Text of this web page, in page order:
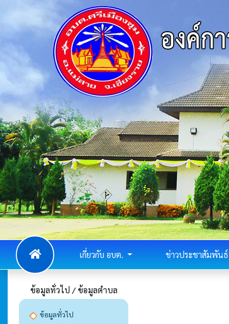
เกี่ยวกับ อบต. ข่าวประชาสัมพันธ์
ข้อมูลทั่วไป / ข้อมูลตำบล
ข้อมูลทั่วไป